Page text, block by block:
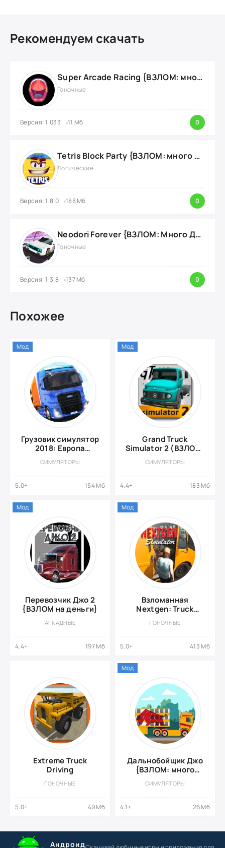
Рекомендуем скачать
Super Arcade Racing {ВЗЛОМ: много золотых монет}
Гоночные
Версия: 1.033 11 Мб 0
Tetris Block Party {ВЗЛОМ: много денег}
Логические
Версия: 1.8.0 188 Мб 0
Neodori Forever {ВЗЛОМ: Много Денег}
Гоночные
Версия: 1.3.8 137 Мб 0
Похожее
Грузовик симулятор
2018: Европа
денег}
СИМУЛЯТОРЫ
5.0+ 154 Мб
Мод
Grand Truck
Simulator 2 (ВЗЛОМ,
СИМУЛЯТОРЫ
4.4+ 183 Мб
Мод
Перевозчик Джо 2
{ВЗЛОМ на деньги}
АРКАДНЫЕ
4.4+ 197 Мб
Мод
Взломанная
Nextgen: Truck
ГОНОЧНЫЕ
5.0+ 413 Мб
Мод
Extreme Truck
Driving
ГОНОЧНЫЕ
5.0+ 49 Мб
Дальнобойщик Джо
{ВЗЛОМ: много
СИМУЛЯТОРЫ
4.1+ 26 Мб
Мод
Андроид